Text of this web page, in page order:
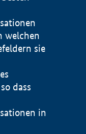
welchen
sie
dass
in